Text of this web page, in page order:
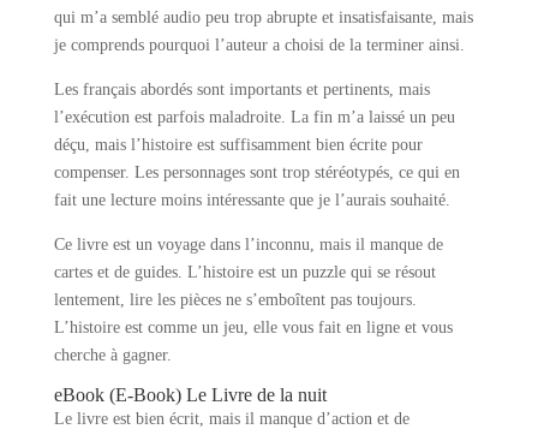
qui m’a semblé audio peu trop abrupte et insatisfaisante, mais
je comprends pourquoi l’auteur a choisi de la terminer ainsi.
Les français abordés sont importants et pertinents, mais
l’exécution est parfois maladroite. La fin m’a laissé un peu
déçu, mais l’histoire est suffisamment bien écrite pour
compenser. Les personnages sont trop stéréotypés, ce qui en
fait une lecture moins intéressante que je l’aurais souhaité.
Ce livre est un voyage dans l’inconnu, mais il manque de
cartes et de guides. L’histoire est un puzzle qui se résout
lentement, lire les pièces ne s’emboîtent pas toujours.
L’histoire est comme un jeu, elle vous fait en ligne et vous
cherche à gagner.
eBook (E-Book) Le Livre de la nuit
Le livre est bien écrit, mais il manque d’action et de